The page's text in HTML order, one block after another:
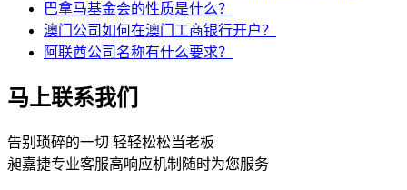
巴拿马基金会的性质是什么？
澳门公司如何在澳门工商银行开户？
阿联酋公司名称有什么要求？
马上联系我们
告别琐碎的一切 轻轻松松当老板
昶嘉捷专业客服高响应机制随时为您服务